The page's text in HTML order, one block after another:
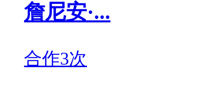
詹尼安·...
合作3次